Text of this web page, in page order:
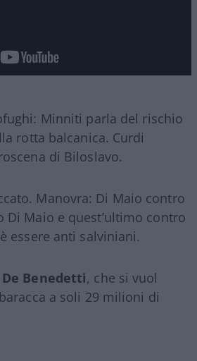
Minniti parla del rischio
rotta balcanica. Curdi
di Biloslavo.
Manovra: Di Maio contro
Di Maio e quest’ultimo contro
essere anti salviniani.
De Benedetti, che si vuol
a soli 29 milioni di